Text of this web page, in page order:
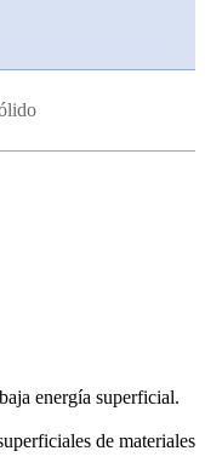
energía superficial.
de materiales